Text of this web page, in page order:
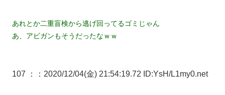
あれとか二重盲検から逃げ回ってるゴミじゃん
あ、アビガンもそうだったなｗｗ
107 ： ：2020/12/04(金) 21:54:19.72 ID:YsH/L1my0.net